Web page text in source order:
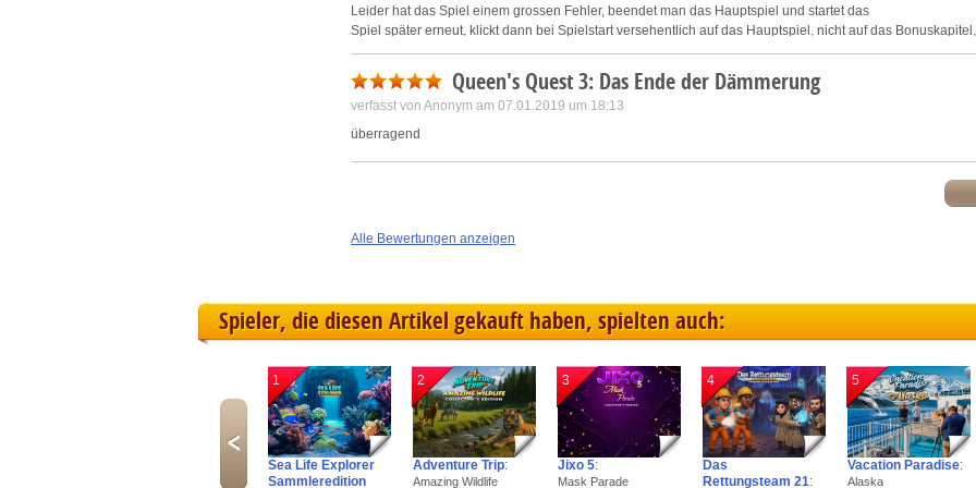
Leider hat das Spiel einem grossen Fehler, beendet man das Hauptspiel und startet das
Spiel später erneut, klickt dann bei Spielstart versehentlich auf das Hauptspiel, nicht auf das Bonuskapitel,
kann man das Spiel komplett neu spielen um das Bonuskapitel, hoffentlich dann richtig klicken, zu starten.
mfg
O.P.
Queen's Quest 3: Das Ende der Dämmerung
verfasst von Anonym am 07.01.2019 um 18:13
überragend
Alle Bewertungen anzeigen
Spieler, die diesen Artikel gekauft haben, spielten auch:
1
Sea Life Explorer
Sammleredition
2
Adventure Trip:
Amazing Wildlife
3
Jixo 5:
Mask Parade
4
Das
Rettungsteam 21:
5
Vacation Paradise:
Alaska